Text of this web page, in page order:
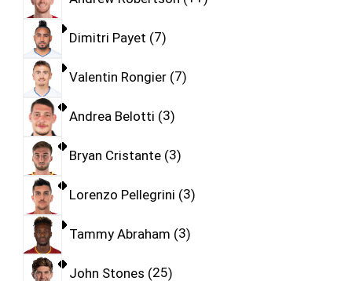
Dimitri Payet 7
Valentin Rongier 7
Andrea Belotti 3
Bryan Cristante 3
Lorenzo Pellegrini 3
Tammy Abraham 3
John Stones 25